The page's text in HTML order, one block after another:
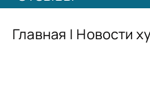
Главная | Новости